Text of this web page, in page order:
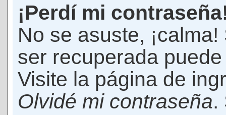
¡Perdí mi
No se asuste,
ser recuperada
Visite la página de
Olvidé mi contraseña.